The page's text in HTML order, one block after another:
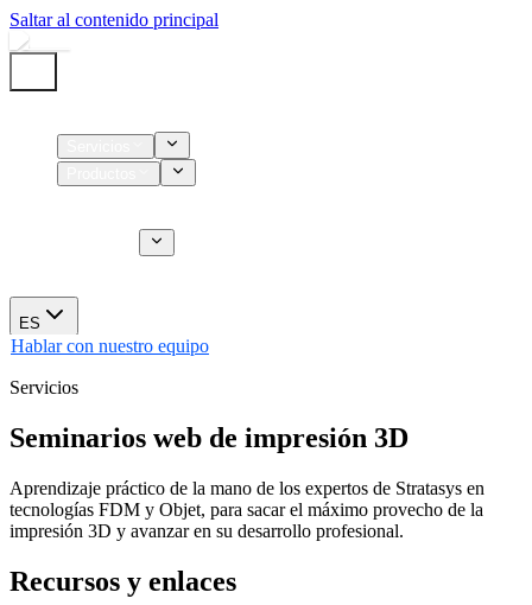
Saltar al contenido principal
ES
Hablar con nuestro equipo
Servicios
Seminarios web de impresión 3D
Aprendizaje práctico de la mano de los expertos de Stratasys en
tecnologías FDM y Objet, para sacar el máximo provecho de la
impresión 3D y avanzar en su desarrollo profesional.
Recursos y enlaces